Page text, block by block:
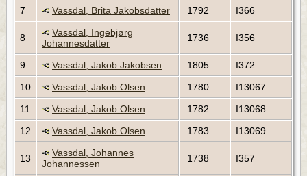
7
Vassdal, Brita Jakobsdatter 1792 I366
8
Vassdal, Ingebjørg
Johannesdatter
1736 I356
9 Vassdal, Jakob Jakobsen 1805
I372
10
Vassdal, Jakob Olsen 1780
I13067
11
Vassdal, Jakob Olsen 1782
I13068
12
Vassdal, Jakob Olsen 1783 I13069
13
Vassdal, Johannes
Johannessen
1738 I357